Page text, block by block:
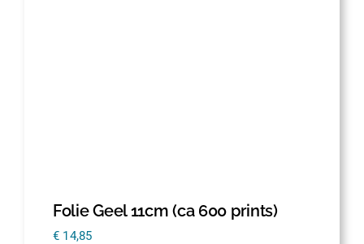
Folie Geel 11cm (ca 600 prints)
€ 14,85